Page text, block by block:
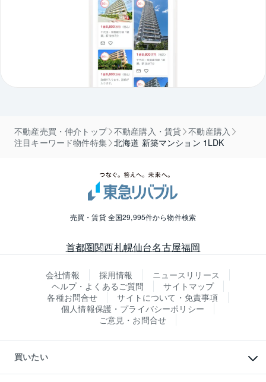
不動産売買・仲介トップ 不動産購入・賃貸
不動産購入
注目キーワード物件特集
北海道 新築マンション 1LDK
売買・賃貸 全国29,995件から物件検索
首都圏関西札幌仙台名古屋福岡
会社情報 採用情報
ニュースリリース
ヘルプ・よくあるご質問
サイトマップ
各種お問合せ
サイトについて・免責事項
個人情報保護・プライバシーポリシー
ご意見・お問合せ
買いたい